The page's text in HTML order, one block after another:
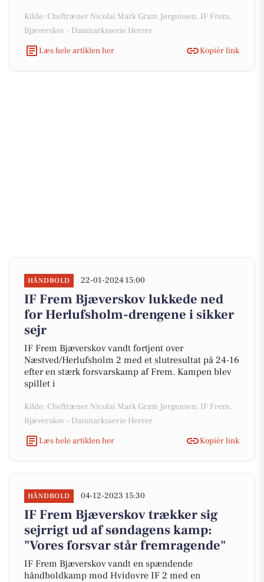
Kilde: Cheftræner Nicolai Mark Gram Jørgensen, IF Frem,
Bjæverskov - Danmarksserie Herrer
Læs hele artiklen her
Kopiér link
HÅNDBOLD 22-01-2024 15:00
IF Frem Bjæverskov lukkede ned
for Herlufsholm-drengene i sikker
sejr
IF Frem Bjæverskov vandt fortjent over
Næstved/Herlufsholm 2 med et slutresultat på 24-16
efter en stærk forsvarskamp af Frem. Kampen blev
spillet i
Kilde: Cheftræner Nicolai Mark Gram Jørgensen, IF Frem,
Bjæverskov - Danmarksserie Herrer
Læs hele artiklen her
Kopiér link
HÅNDBOLD 04-12-2023 15:30
IF Frem Bjæverskov trækker sig
sejrrigt ud af søndagens kamp:
"Vores forsvar står fremragende"
IF Frem Bjæverskov vandt en spændende
håndboldkamp mod Hvidovre IF 2 med en